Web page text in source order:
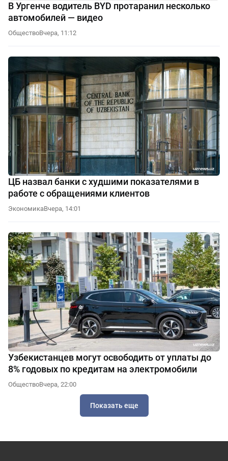
В Ургенче водитель BYD протаранил несколько
автомобилей — видео
ОбществоВчера, 11:12
ЦБ назвал банки с худшими показателями в
работе с обращениями клиентов
ЭкономикаВчера, 14:01
Узбекистанцев могут освободить от уплаты до
8% годовых по кредитам на электромобили
ОбществоВчера, 22:00
Показать еще